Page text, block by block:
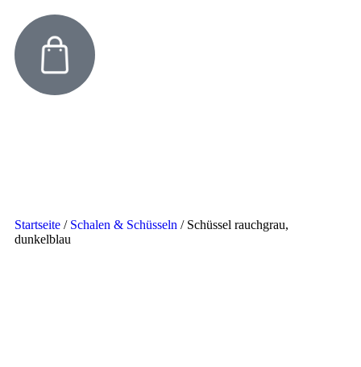
Startseite / Schalen & Schüsseln / Schüssel rauchgrau,
dunkelblau